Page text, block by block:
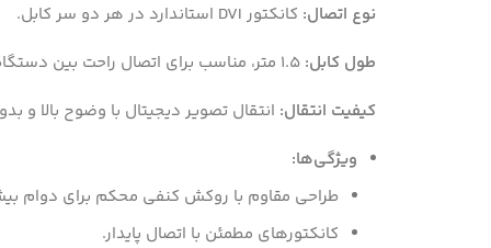
نوع اتصال: کانکتور DVI استاندارد در هر دو سر کابل.
طول کابل:
کیفیت انتقال: انتقال تصویر دیجیتال با وضوح بالا و
ویژگی‌ها:
طراحی مقاوم با روکش کنفی محکم برای دوام
کانکتورهای مطمئن با اتصال پایدار.